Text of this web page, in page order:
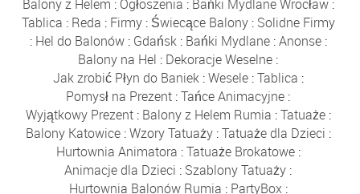
Balony z Helem : Ogłoszenia : Bańki Mydlane Wrocław:
Tablica : Reda : Firmy: Świecące Balony: Solidne Firmy
: Hel do Balonów: Gdańsk: Bańki Mydlane:Anonse:
Balony na Hel : Dekoracje Weselne :
Jak zrobić Płyn do Baniek:Wesele:Tablica :
Pomysł na Prezent :Tańce Animacyjne :
Wyjątkowy Prezent: Balony z Helem Rumia :Tatuaże:
Balony Katowice:Wzory Tatuaży:Tatuaże dla Dzieci :
Hurtownia Animatora :Tatuaże Brokatowe:
Animacje dla Dzieci : Szablony Tatuaży :
Hurtownia Balonów Rumia : PartyBox: